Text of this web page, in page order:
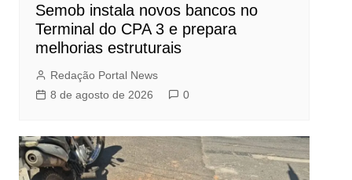
Semob instala novos bancos no
Terminal do CPA 3 e prepara
melhorias estruturais
Redação Portal News
8 de agosto de 2026
0